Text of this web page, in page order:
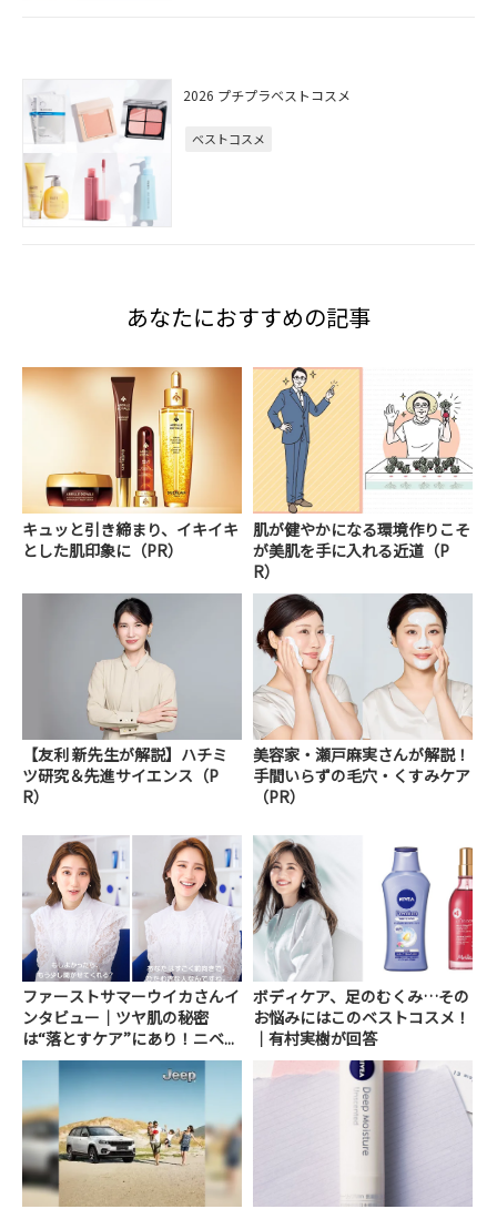
2026 プチプラベストコスメ
ベストコスメ
あなたにおすすめの記事
キュッと引き締まり、イキイキ
とした肌印象に（PR）
肌が健やかになる環境作りこそ
が美肌を手に入れる近道（P
R）
【友利 新先生が解説】ハチミ
ツ研究＆先進サイエンス（P
R）
美容家・瀬戸麻実さんが解説！
手間いらずの毛穴・くすみケア
（PR）
ファーストサマーウイカさんイ
ンタビュー｜ツヤ肌の秘密
は“落とすケア”にあり！ニベ...
ボディケア、足のむくみ…その
お悩みにはこのベストコスメ！
｜有村実樹が回答